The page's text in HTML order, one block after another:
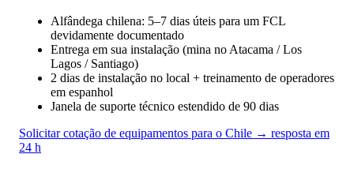
Alfândega chilena: 5–7 dias úteis para um FCL
devidamente documentado
Entrega em sua instalação (mina no Atacama / Los
Lagos / Santiago)
2 dias de instalação no local + treinamento de operadores
em espanhol
Janela de suporte técnico estendido de 90 dias
Solicitar cotação de equipamentos para o Chile → resposta em
24 h